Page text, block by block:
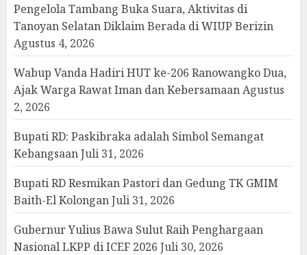
Pengelola Tambang Buka Suara, Aktivitas di
Tanoyan Selatan Diklaim Berada di WIUP Berizin
Agustus 4, 2026
Wabup Vanda Hadiri HUT ke-206 Ranowangko Dua,
Ajak Warga Rawat Iman dan KebersamaanAgustus
2, 2026
Bupati RD: Paskibraka adalah Simbol Semangat
KebangsaanJuli 31, 2026
Bupati RD Resmikan Pastori dan Gedung TK GMIM
Baith-El KolonganJuli 31, 2026
Gubernur Yulius Bawa Sulut Raih Penghargaan
Nasional LKPP di ICEF 2026 Juli 30, 2026